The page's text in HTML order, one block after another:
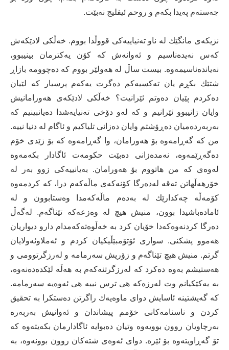
جه‌سته‌م په‌یدا بكه‌م و روحم ئیفلیج نه‌بێت.
نزیكه‌ی مانگێك له‌ ناو ته‌نیاییەكی قووڵدا بووم. خه‌ڵكی لادێكه‌ش
كه‌س نه‌یده‌ناسیم و ئه‌وانه‌ش كه‌ كۆن یه‌كترمان بینیبوو،
نه‌یانده‌ناسیمه‌وه‌. بیست ساڵ له‌ هه‌ولێر بووم كه‌ ده‌چوومه ‌بازاڕ
شتێك بكڕم یان ته‌كسیه‌كم ده‌گرت یه‌كه‌م پرسیار كه‌ لێیان
ده‌كردم پێیان ده‌وتم ئێرانیت؟ خه‌ڵكی لادێكه‌ی هه‌ورامانیش
وایان زانیبوو ئێرانیم و كه‌ له‌و دۆخی ته‌نیایه‌شدا ده‌یانبینیم كه‌
به‌ربه‌رده‌میان ده‌ڕۆشتم وایان ده‌زانی تلیاكیم و ئاگام له‌ دنیا نییه‌.
من كه‌ گه‌ڕامه‌وه‌ بۆ هه‌ورامان، وا گه‌ڕامه‌وه‌ كه‌ بۆ زێدی خۆم
ده‌گه‌ڕێمه‌وه،‌ نه‌مده‌زانی ده‌بێت حكومه‌ت ئاگادار بكه‌مه‌وه‌
له‌وه‌ی كه‌ من هاتووم بۆ هه‌ورامان. به‌یانییه‌كی زوو به‌ر له‌
خۆرهه‌ڵهاتن ته‌قه‌ له‌ده‌رگا كۆنه‌كه‌ی ماڵه‌كه‌م درا، كه‌ كردمه‌وه‌
كۆمه‌ڵه‌ چه‌كدارێك له‌ به‌ده‌م ماڵه‌كه‌‌مدا وه‌ستابوون و له‌
ئاماده‌باشیدا بوون، منیش هیچ له‌ وه‌زعه‌كه‌ تێناگه‌م. له‌گه‌ڵ
ده‌رگا كردنه‌وه‌كه‌دا خۆیان كرد به‌ خه‌ڵوه‌ته‌كه‌مدام دارو دیواریان
هه‌موو پشكنی. سواری ئۆتۆمبێڵیكیان كردم و ئه‌ملاوئه‌ولایان
گرتم. منیش هیچ تێناگه‌م و زۆریش سه‌رمامه‌ و له‌رزگرتوومی و
هه‌ستیشم به‌وه‌ ده‌كرد كه‌ له‌رزگرتنه‌كه‌م به‌ هه‌ڵه‌ لێكده‌ده‌نه‌وه‌،
به‌ یه‌كێكیانم وت له‌رزه‌كه‌ هی ترس نییه‌ هی ئه‌وه‌یه‌ سه‌رمامه‌.
كه‌ گه‌یشتینه‌ ئاسایش دوای ماوه‌یه‌ك راگرتن ده‌ستكرا به‌ تحقیق
كردن و ناسنامه‌كانی خۆمم پیشاندان و ئه‌وانیش به‌ربه‌ره‌
به‌رچاویان روون بوویه‌وه‌ وتیان ده‌بوایه‌ ئاگادارمان بكه‌یته‌وه‌ كه‌
تۆ گه‌ڕاویته‌وه‌ بۆ ئێره‌. دوای ئه‌وه‌ی شته‌كان روون بوونه‌وه‌، به‌